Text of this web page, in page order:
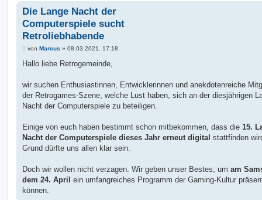
Die Lange Nacht der
Computerspiele sucht
Retroliebhabende
B
i
a
von Marcus » 08.03.2021, 17:18
Hallo liebe Retrogemeinde,
wir suchen Enthusiastinnen, Entwicklerinnen und anekdotenreiche
der Retrogames-Szene, welche Lust haben, sich an der diesjährigen
Nacht der Computerspiele zu beteiligen.
​Einige von euch haben bestimmt schon mitbekommen, dass die 15.
Nacht der Computerspiele dieses Jahr erneut digital stattfinden
Grund dürfte uns allen klar sein.
​Doch wir wollen nicht verzagen. Wir geben unser Bestes, um am
dem 24. April ein umfangreiches Programm der Gaming-Kultur
können.